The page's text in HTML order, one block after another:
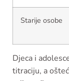
Starije osobe
Djeca i
titraciju, a